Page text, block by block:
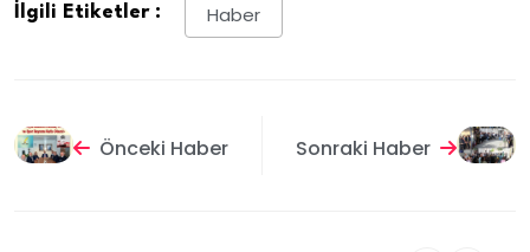
İlgili Etiketler : Haber
Önceki Haber Sonraki Haber